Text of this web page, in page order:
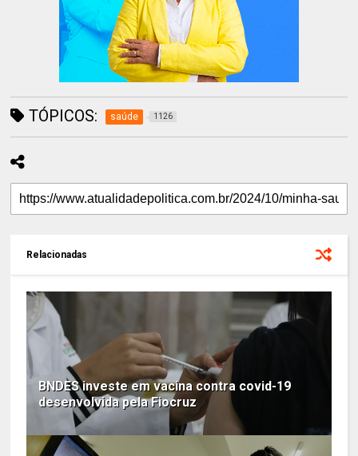
TÓPICOS: saúde 1126
Relacionadas
BNDES investe em vacina contra covid-19
desenvolvida pela Fiocruz